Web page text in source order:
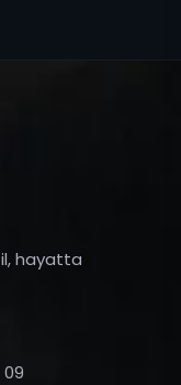
hayatta
09